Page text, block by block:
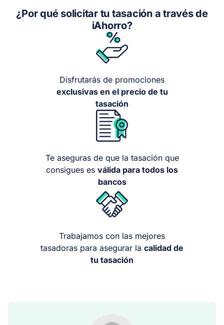
¿Por qué solicitar tu tasación a través de
iAhorro?
Disfrutarás de promociones
exclusivas en el precio de tu
tasación
Te aseguras de que la tasación que
consigues es válida para todos los
bancos
Trabajamos con las mejores
tasadoras para asegurar la calidad de
tu tasación